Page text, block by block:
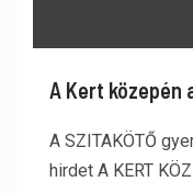
A Kert közepén
A SZITAKÖTŐ
hirdet A KERT